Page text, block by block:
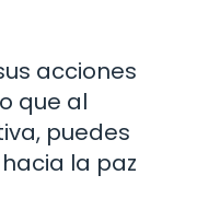
acciones
que al
puedes
la paz